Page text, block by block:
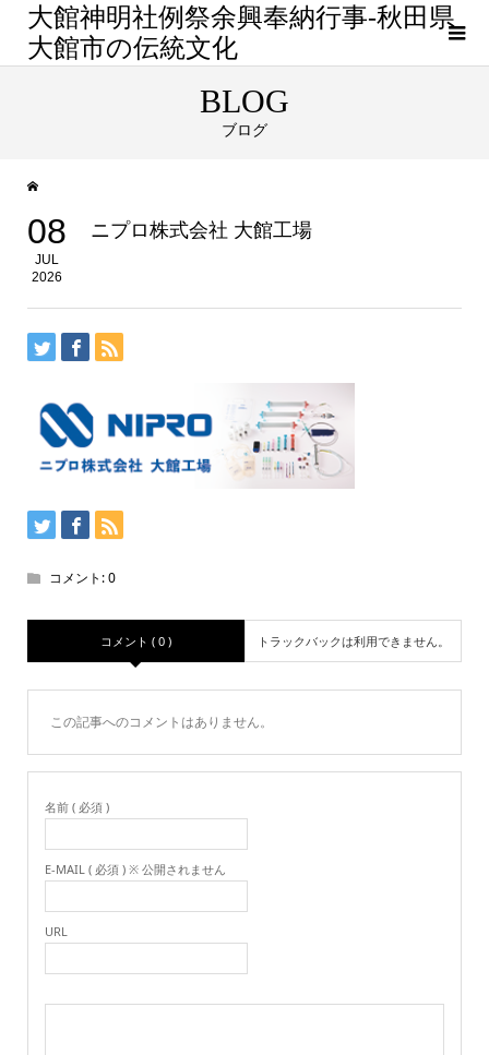
大館神明社例祭余興奉納行事-秋田県
大館市の伝統文化
BLOG
ブログ
08
JUL
2026
ニプロ株式会社 大館工場
コメント:0
コメント ( 0 ) トラックバックは利用できません。
この記事へのコメントはありません。
名前 ( 必須 )
E-MAIL ( 必須 ) ※ 公開されません
URL